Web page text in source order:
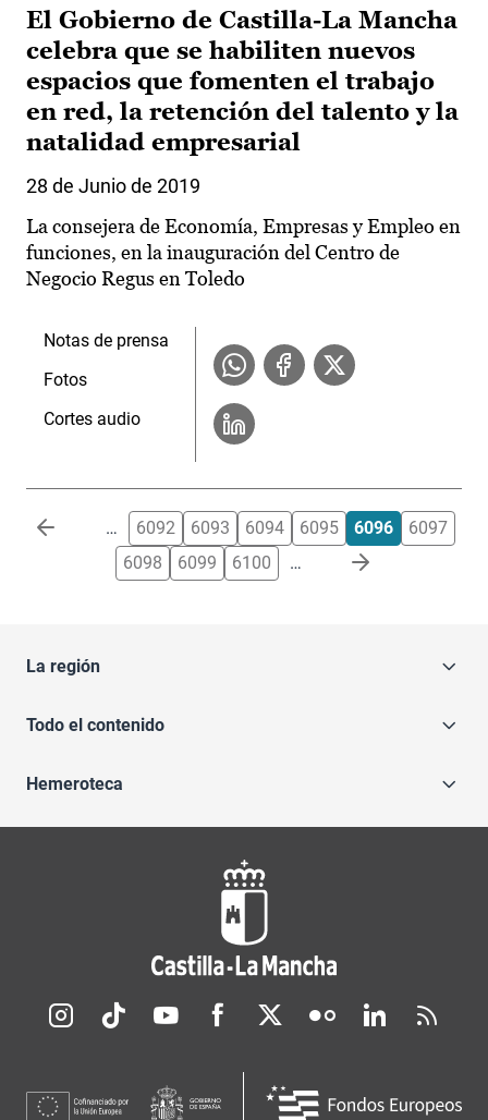
El Gobierno de Castilla-La Mancha
celebra que se habiliten nuevos
espacios que fomenten el trabajo
en red, la retención del talento y la
natalidad empresarial
28 de Junio de 2019
La consejera de Economía, Empresas y Empleo en
funciones, en la inauguración del Centro de
Negocio Regus en Toledo
Notas de prensa
Fotos
Cortes audio
Paginación … 6092 6093 6094 6095 6096
6097
6098
6099 6100 …
La región
Todo el contenido
Hemeroteca
Redes sociales JCCM